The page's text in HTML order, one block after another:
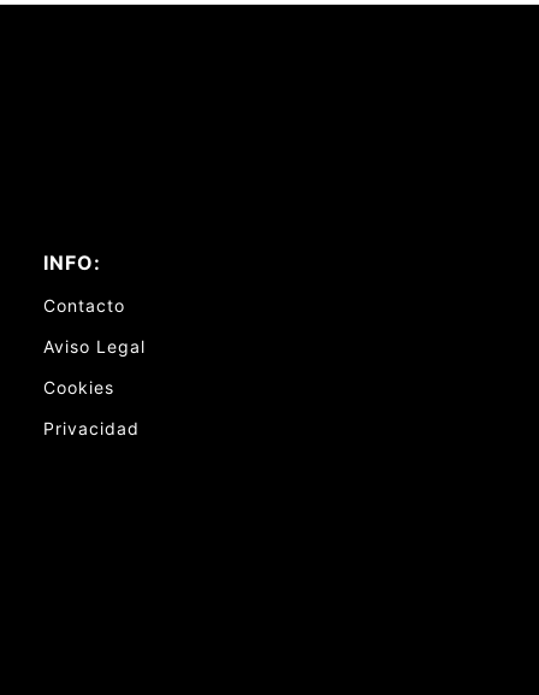
INFO:
Contacto
Aviso Legal
Cookies
Privacidad